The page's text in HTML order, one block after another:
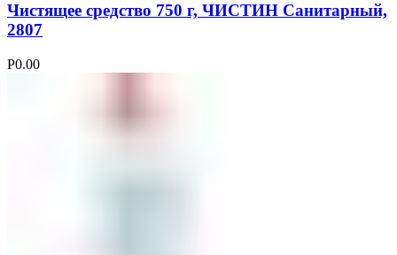
Чистящее средство 750 г, ЧИСТИН Санитарный,
2807
Р0.00